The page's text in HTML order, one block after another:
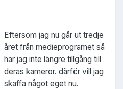
Eftersom jag nu går ut tredje
året från medieprogramet så
har jag inte längre tillgång till
deras kameror. därför vill jag
skaffa något eget nu.